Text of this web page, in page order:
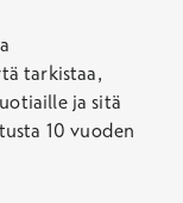
tarkistaa,
ja sitä
10 vuoden